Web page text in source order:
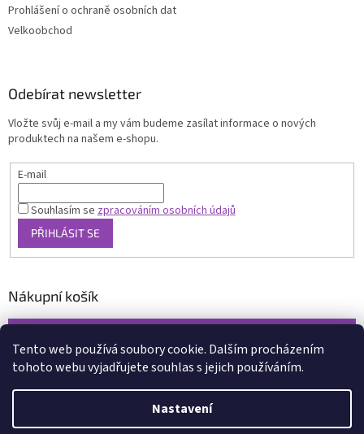
Tento web používá soubory cookie. Dalším procházením
tohoto webu vyjadřujete souhlas s jejich používáním.
Nastavení
Prohlášení o ochraně osobních dat
Velkoobchod
Odebírat newsletter
Vložte svůj e-mail a my vám budeme zasílat informace o nových
produktech na našem e-shopu.
E-mail
Souhlasím sezpracováním osobních údajů
PŘIHLÁSIT SE
Nákupní košík
Vytvořil Shoptet